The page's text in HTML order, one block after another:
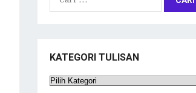
KATEGORI TULISAN
Kategori